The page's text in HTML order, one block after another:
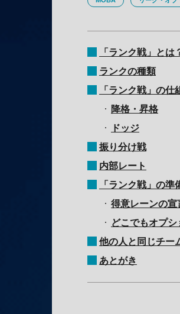
「ランク戦」とは
ランクの種類
「ランク戦」の仕
降格・昇格
ドッジ
振り分け戦
内部レート
「ランク戦」の準
得意レーンの宣
どこでもオプシ
他の人と同じチー
あとがき